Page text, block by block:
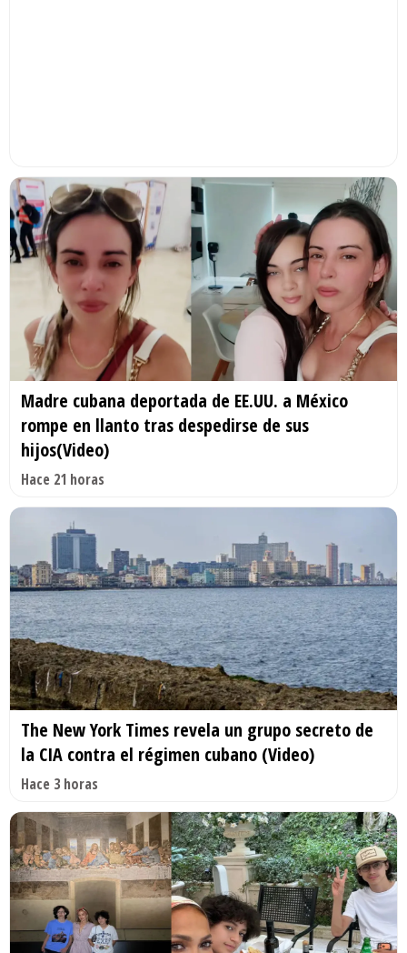
Madre cubana deportada de EE.UU. a México
rompe en llanto tras despedirse de sus
hijos(Video)
Hace 21 horas
The New York Times revela un grupo secreto de
la CIA contra el régimen cubano (Video)
Hace 3 horas